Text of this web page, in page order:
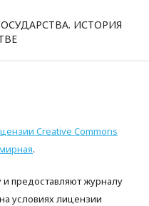
ИСТОРИЯ
Creative Commons
.
и предоставляют журналу
условиях лицензии